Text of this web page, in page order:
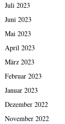
Juli 2023
Juni 2023
Mai 2023
April 2023
März 2023
Februar 2023
Januar 2023
Dezember 2022
November 2022